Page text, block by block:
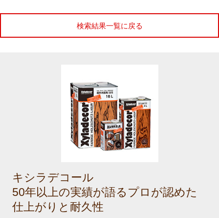
検索結果一覧に戻る
キシラデコール
50年以上の実績が語るプロが認めた
仕上がりと耐久性